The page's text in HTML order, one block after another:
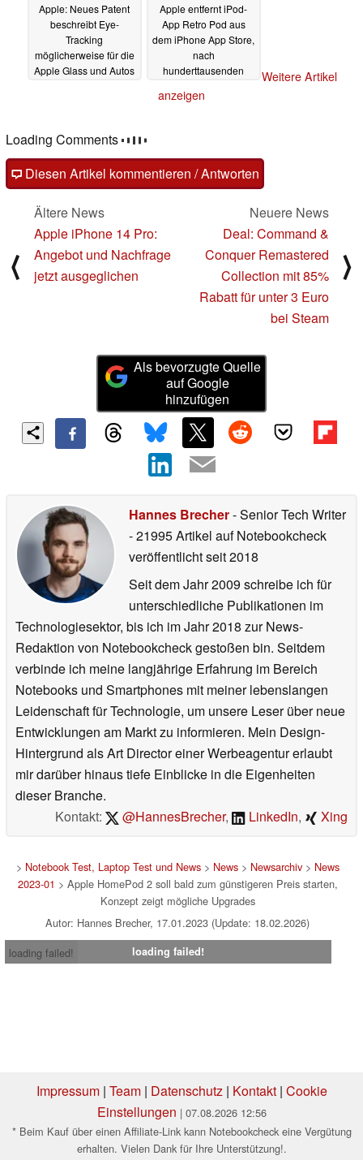
Apple: Neues Patent
beschreibt Eye-
Tracking
möglicherweise für die
Apple Glass und Autos
Apple entfernt iPod-
App Retro Pod aus
dem iPhone App Store,
nach
hunderttausenden
Weitere Artikel
anzeigen
Loading Comments
Diesen Artikel kommentieren / Antworten
⟨
Ältere News
Apple iPhone 14 Pro:
Angebot und Nachfrage
jetzt ausgeglichen
Neuere News
Deal: Command &
Conquer Remastered
Collection mit 85%
Rabatt für unter 3 Euro
bei Steam
⟩
Als bevorzugte Quelle
auf Google
hinzufügen
Hannes Brecher- Senior Tech Writer
- 21995 Artikel auf Notebookcheck
veröffentlichtseit 2018
Seit dem Jahr 2009 schreibe ich für
unterschiedliche Publikationen im
Technologiesektor, bis ich im Jahr 2018 zur News-
Redaktion von Notebookcheck gestoßen bin. Seitdem
verbinde ich meine langjährige Erfahrung im Bereich
Notebooks und Smartphones mit meiner lebenslangen
Leidenschaft für Technologie, um unsere Leser über neue
Entwicklungen am Markt zu informieren. Mein Design-
Hintergrund als Art Director einer Werbeagentur erlaubt
mir darüber hinaus tiefe Einblicke in die Eigenheiten
dieser Branche.
Kontakt:
@HannesBrecher, LinkedIn, Xing
> Notebook Test, Laptop Test und News> News> Newsarchiv> News
2023-01 > Apple HomePod 2 soll bald zum günstigeren Preis starten,
Konzept zeigt mögliche Upgrades
Autor: Hannes Brecher, 17.01.2023 (Update: 18.02.2026)
loading failed!
loading failed!
Impressum| Team| Datenschutz| Kontakt| Cookie
Einstellungen | 07.08.2026 12:56
* Beim Kauf über einen Affiliate-Link kann Notebookcheck eine Vergütung
erhalten. Vielen Dank für Ihre Unterstützung!.